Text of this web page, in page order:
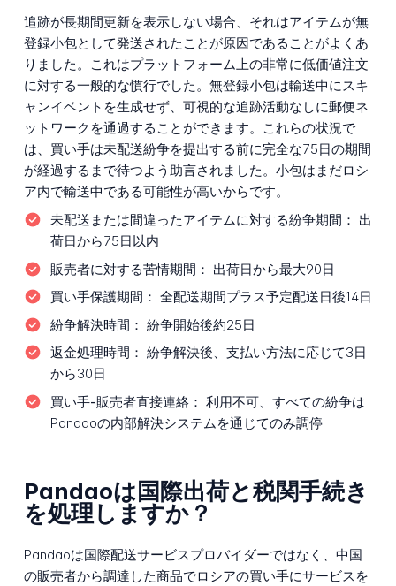
追跡が長期間更新を表示しない場合、それはアイテムが無
登録小包として発送されたことが原因であることがよくあ
りました。これはプラットフォーム上の非常に低価値注文
に対する一般的な慣行でした。無登録小包は輸送中にスキ
ャンイベントを生成せず、可視的な追跡活動なしに郵便ネ
ットワークを通過することができます。これらの状況で
は、買い手は未配送紛争を提出する前に完全な75日の期間
が経過するまで待つよう助言されました。小包はまだロシ
ア内で輸送中である可能性が高いからです。
未配送または間違ったアイテムに対する紛争期間： 出
荷日から75日以内
販売者に対する苦情期間： 出荷日から最大90日
買い手保護期間： 全配送期間プラス予定配送日後14日
紛争解決時間： 紛争開始後約25日
返金処理時間： 紛争解決後、支払い方法に応じて3日
から30日
買い手-販売者直接連絡： 利用不可、すべての紛争は
Pandaoの内部解決システムを通じてのみ調停
Pandaoは国際出荷と税関手続き
を処理しますか？
Pandaoは国際配送サービスプロバイダーではなく、中国
の販売者から調達した商品でロシアの買い手にサービスを